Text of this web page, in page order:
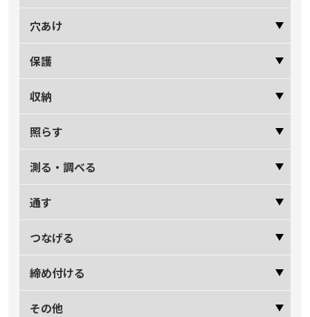
穴あけ
保護
収納
照らす
測る・調べる
通す
つなげる
締め付ける
その他